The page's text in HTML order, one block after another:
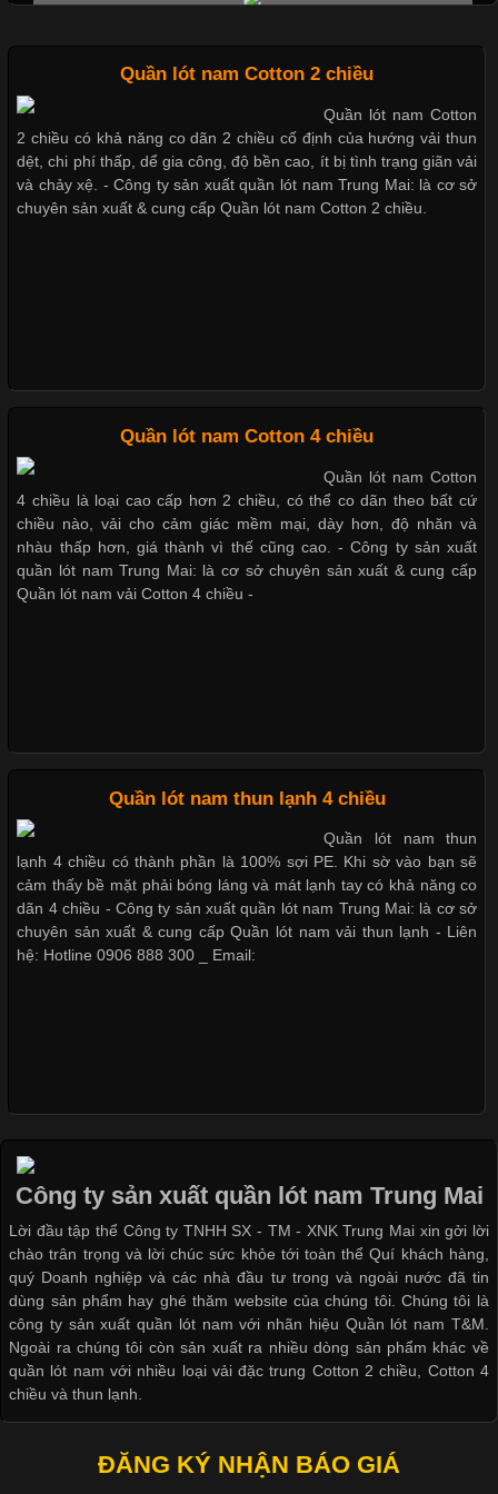
Chất Liệu Lycra Có Gì Đặc Biệt Trong Ngành Thời Trang?
Cập nhật 2026-05-27 17:03:46
Vải Lycra Là Gì? Chất Liệu Co Giãn Được Ưa Chuộng Trong
Chất Liệu Bamboo Xu Hướng Mới Trong Ngành Thời Trang
Cập nhật 2026-05-21 14:59:25
Trong những năm gần đây, vải Bamboo đang trở thành một
trong những chất liệu được yêu thích trong ngành thời trang
nhờ đặc tính mềm mại, thoáng khí và thân thiện với môi trường.
Không chỉ được ứng dụng trong quần áo thường ngày, loại vải
Cập nhật 2026-05-20 14:58:56
Vải thun là một trong những chất liệu được sử dụng rộng rãi
nhất trong ngành thời trang nhờ đặc tính co giãn, mềm mại và
thoải mái khi mặc. Từ áo thun, đồ thể thao cho đến đồ lót nam,
vải thun luôn đóng vai trò quan trọng trong quá trình sản xuất.
Hiện nay, nhu cầu tìm kiếm quần lót nam giá
Các Form Áo Thun Phổ Biến Hiện Nay Và Xu Hướng Trong
Ngành May Mặc Áo thun là một trong những trang phục quen
thuộc và được sử dụng phổ biến nhất hiện nay. Không chỉ đa
dạng về màu sắc hay chất liệu, áo thun còn có nhiều form dáng
khác nhau để phù hợp với từng phong cách thời trang và nhu
cầu
Khám Phá Áo Phông Trang Phục Phổ Biến Nhất Hiện Nay
Áo phông là một trong những trang phục phổ biến nhất trong
Dễ chịu hơn với quần lót nam giá rẻ vải Cotton 4 chiều
Xu hướng thời trang trẻ và quần lót nam giá sỉ
Giặt và bảo quản quần lót nam đúng cách
Mẫu quần lót nam giá rẻ sốt hè 2017
Nguyên bộ quần lót nam Boxer thun lạnh giá rẻ
Quần lót nam Cotton 2 chiều
Quần lót nam Cotton
2 chiều có khả năng co dãn 2 chiều cố định của hướng vải thun
dệt, chi phí thấp, dể gia công, độ bền cao, ít bị tình trạng giãn vải
và chảy xệ. - Công ty sản xuất quần lót nam Trung Mai: là cơ sở
chuyên sản xuất & cung cấp Quần lót nam Cotton 2 chiều.
Quần lót nam Cotton 4 chiều
Quần lót nam Cotton
4 chiều là loại cao cấp hơn 2 chiều, có thể co dãn theo bất cứ
chiều nào, vải cho cảm giác mềm mại, dày hơn, độ nhăn và
nhàu thấp hơn, giá thành vì thế cũng cao. - Công ty sản xuất
quần lót nam Trung Mai: là cơ sở chuyên sản xuất & cung cấp
Quần lót nam vải Cotton 4 chiều -
Quần lót nam thun lạnh 4 chiều
Quần lót nam thun
lạnh 4 chiều có thành phần là 100% sợi PE. Khi sờ vào bạn sẽ
cảm thấy bề mặt phải bóng láng và mát lạnh tay có khả năng co
dãn 4 chiều - Công ty sản xuất quần lót nam Trung Mai: là cơ sở
chuyên sản xuất & cung cấp Quần lót nam vải thun lạnh - Liên
hệ: Hotline 0906 888 300 _ Email:
Công ty sản xuất quần lót nam Trung Mai
Lời đầu tập thể Công ty TNHH SX - TM - XNK Trung Mai xin gởi lời
chào trân trọng và lời chúc sức khỏe tới toàn thể Quí khách hàng,
quý Doanh nghiệp và các nhà đầu tư trong và ngoài nước đã tin
dùng sản phẩm hay ghé thăm website của chúng tôi. Chúng tôi là
công ty sản xuất quần lót nam với nhãn hiệu Quần lót nam T&M.
Ngoài ra chúng tôi còn sản xuất ra nhiều dòng sản phẩm khác về
quần lót nam với nhiều loại vải đặc trung Cotton 2 chiều, Cotton 4
chiều và thun lạnh.
ĐĂNG KÝ NHẬN BÁO GIÁ